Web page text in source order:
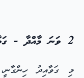
2 ވަނަ މާއްދާ - ގަވާއިދު ހިންގާ ފަރާތް
މި ގަވާއިދު